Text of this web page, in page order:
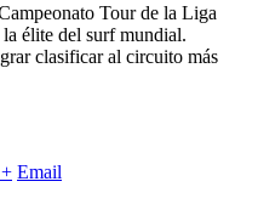
Tour de la Liga
élite del surf mundial.
clasificar al circuito más
Email